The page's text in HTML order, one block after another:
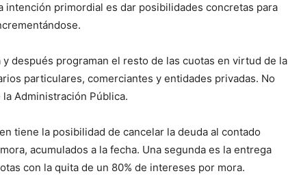
intención primordial es dar posibilidades concretas para
después programan el resto de las cuotas en virtud de la
particulares, comerciantes y entidades privadas. No
Administración Pública.
tiene la posibilidad de cancelar la deuda al contado
acumulados a la fecha. Una segunda es la entrega
con la quita de un 80% de intereses por mora.